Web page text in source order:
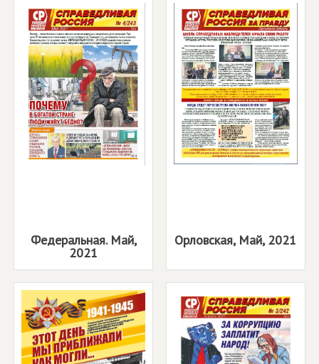
Федеральная. Май,
2021
Орловская, Май, 2021